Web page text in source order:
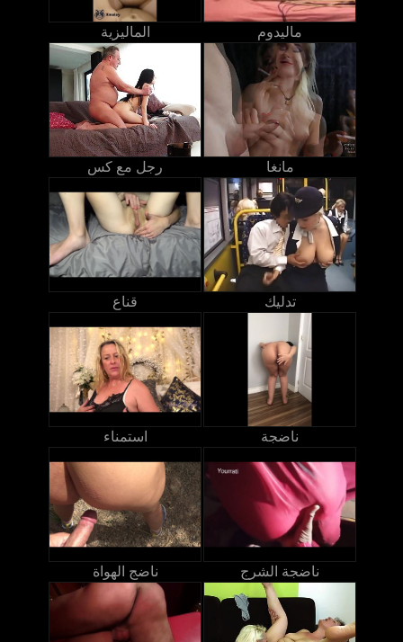
الماليزية ماليدوم
رجل مع كس مانغا
قناع تدليك
استمناء ناضجة
ناضج الهواة ناضجة الشرج